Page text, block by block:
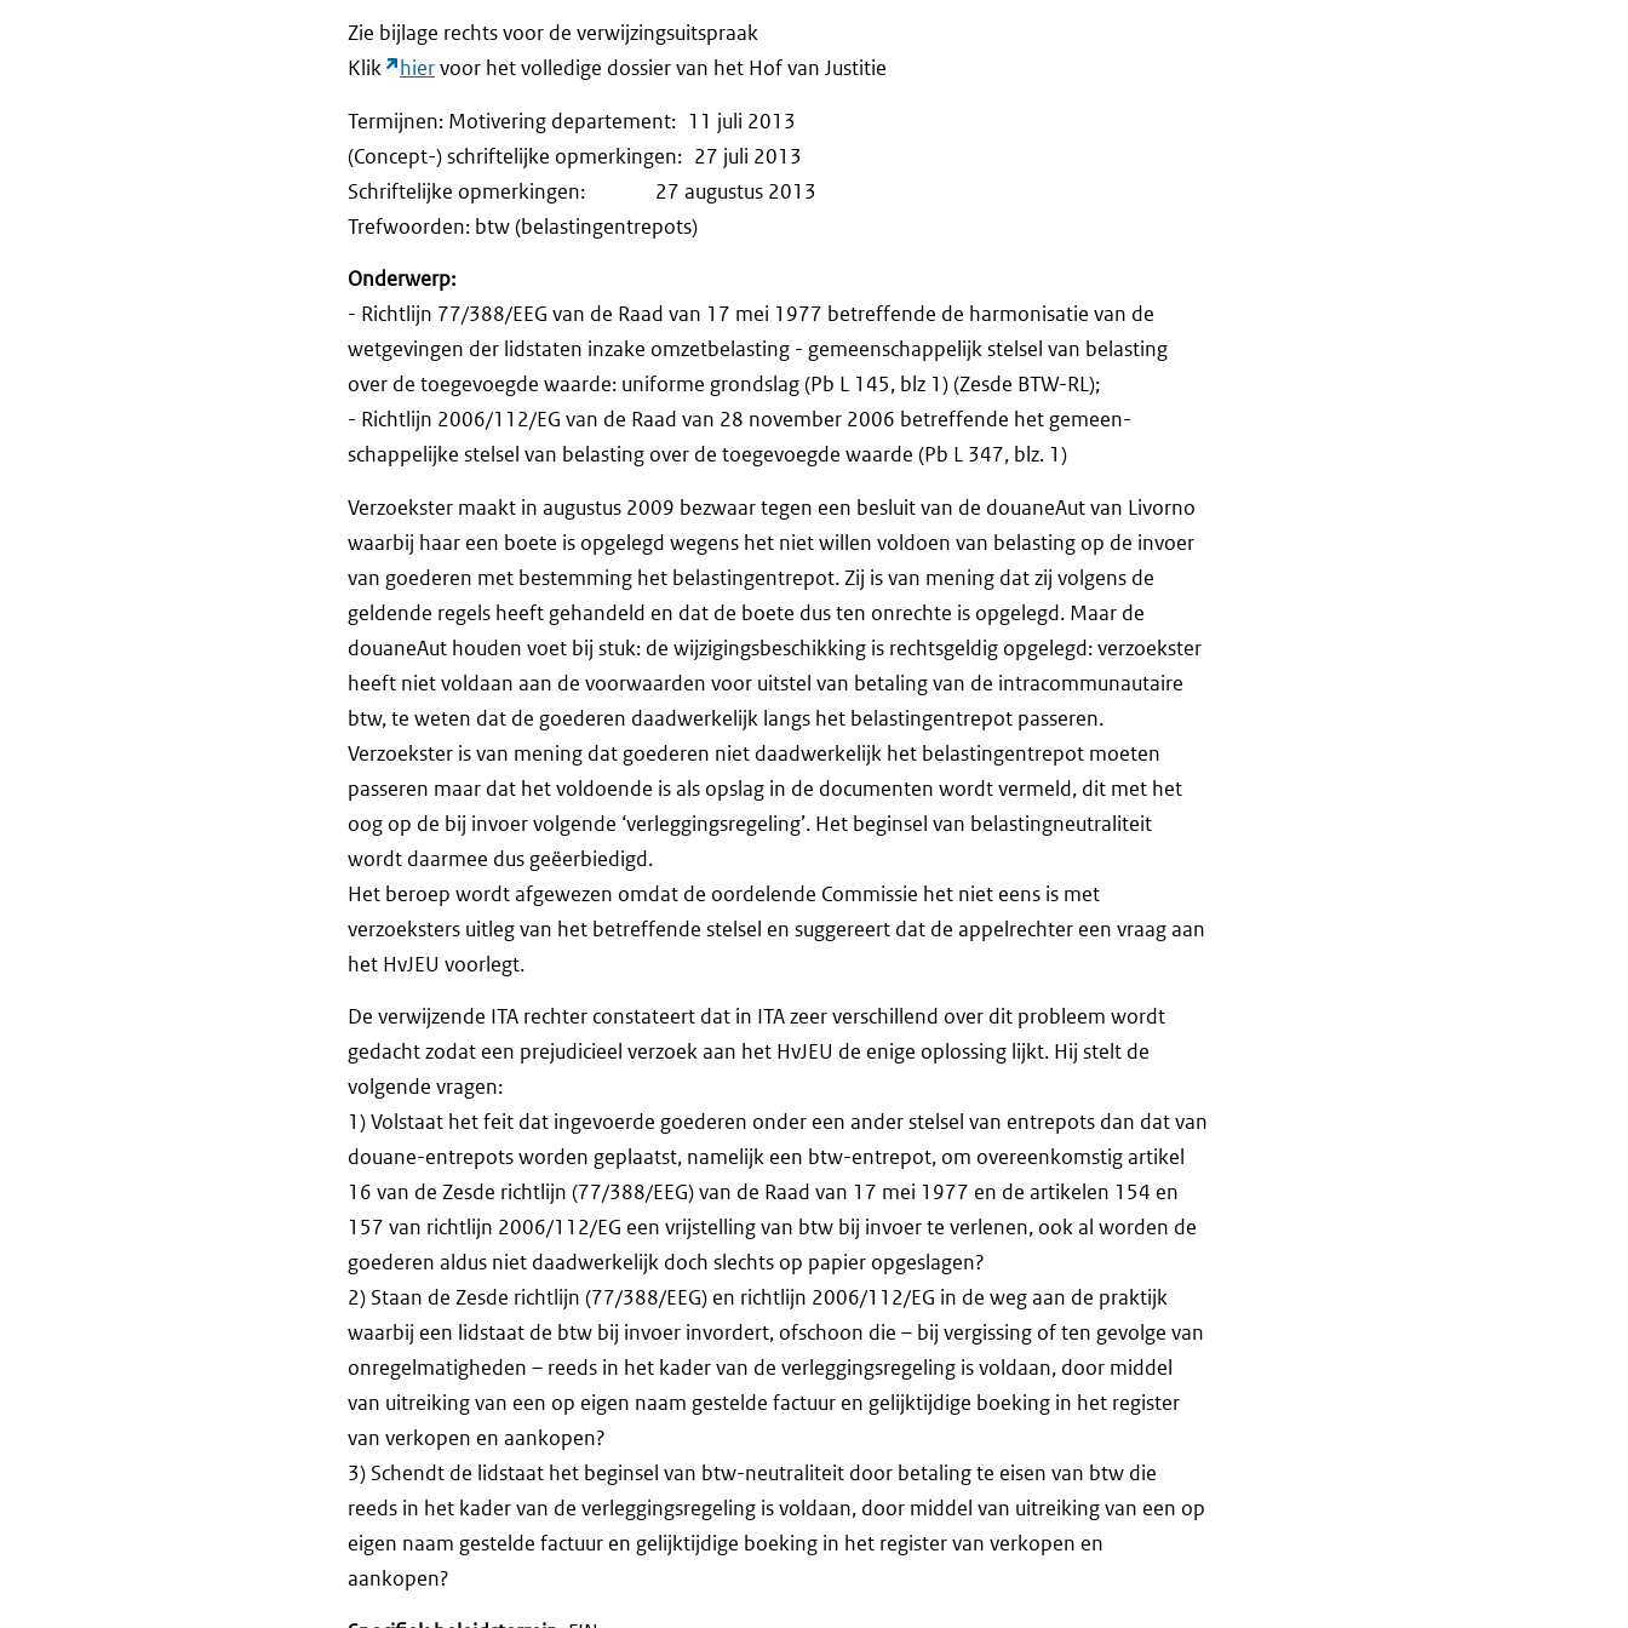
Zie bijlage rechts voor de verwijzingsuitspraak
Klik
hiervoor het volledige dossier van het Hof van Justitie
Termijnen: Motivering departement: 11 juli 2013
(Concept-) schriftelijke opmerkingen: 27 juli 2013
Schriftelijke opmerkingen: 27 augustus 2013
Trefwoorden: btw (belastingentrepots)
Onderwerp:
- Richtlijn 77/388/EEG van de Raad van 17 mei 1977 betreffende de harmonisatie van de
wetgevingen der lidstaten inzake omzetbelasting - gemeenschappelijk stelsel van belasting
over de toegevoegde waarde: uniforme grondslag (Pb L 145, blz 1) (Zesde BTW-RL);
- Richtlijn 2006/112/EG van de Raad van 28 november 2006 betreffende het gemeen-
schappelijke stelsel van belasting over de toegevoegde waarde (Pb L 347, blz. 1)
Verzoekster maakt in augustus 2009 bezwaar tegen een besluit van de douaneAut van Livorno
waarbij haar een boete is opgelegd wegens het niet willen voldoen van belasting op de invoer
van goederen met bestemming het belastingentrepot. Zij is van mening dat zij volgens de
geldende regels heeft gehandeld en dat de boete dus ten onrechte is opgelegd. Maar de
douaneAut houden voet bij stuk: de wijzigingsbeschikking is rechtsgeldig opgelegd: verzoekster
heeft niet voldaan aan de voorwaarden voor uitstel van betaling van de intracommunautaire
btw, te weten dat de goederen daadwerkelijk langs het belastingentrepot passeren.
Verzoekster is van mening dat goederen niet daadwerkelijk het belastingentrepot moeten
passeren maar dat het voldoende is als opslag in de documenten wordt vermeld, dit met het
oog op de bij invoer volgende ‘verleggingsregeling’. Het beginsel van belastingneutraliteit
wordt daarmee dus geëerbiedigd.
Het beroep wordt afgewezen omdat de oordelende Commissie het niet eens is met
verzoeksters uitleg van het betreffende stelsel en suggereert dat de appelrechter een vraag aan
het HvJEU voorlegt.
De verwijzende ITA rechter constateert dat in ITA zeer verschillend over dit probleem wordt
gedacht zodat een prejudicieel verzoek aan het HvJEU de enige oplossing lijkt. Hij stelt de
volgende vragen:
1) Volstaat het feit dat ingevoerde goederen onder een ander stelsel van entrepots dan dat van
douane-entrepots worden geplaatst, namelijk een btw-entrepot, om overeenkomstig artikel
16 van de Zesde richtlijn (77/388/EEG) van de Raad van 17 mei 1977 en de artikelen 154 en
157 van richtlijn 2006/112/EG een vrijstelling van btw bij invoer te verlenen, ook al worden de
goederen aldus niet daadwerkelijk doch slechts op papier opgeslagen?
2) Staan de Zesde richtlijn (77/388/EEG) en richtlijn 2006/112/EG in de weg aan de praktijk
waarbij een lidstaat de btw bij invoer invordert, ofschoon die – bij vergissing of ten gevolge van
onregelmatigheden – reeds in het kader van de verleggingsregeling is voldaan, door middel
van uitreiking van een op eigen naam gestelde factuur en gelijktijdige boeking in het register
van verkopen en aankopen?
3) Schendt de lidstaat het beginsel van btw-neutraliteit door betaling te eisen van btw die
reeds in het kader van de verleggingsregeling is voldaan, door middel van uitreiking van een op
eigen naam gestelde factuur en gelijktijdige boeking in het register van verkopen en
aankopen?